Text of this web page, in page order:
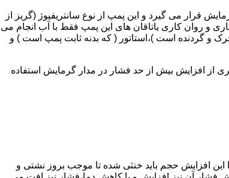
قرار می گیرد و این پمپ از نوع سانتریفیوژ (گریز از
کاری و روان کاری یاتاقان های این پمپ فقط با آب انجام می
و گردنده است )،استاتور ( که بدنه ثابت پمپ است ) و
از افزایش بیش از حد فشار در مدار گرمایش استفاده
این افزایش حجم باید خنثی شده تا موجب بروز نشتی و